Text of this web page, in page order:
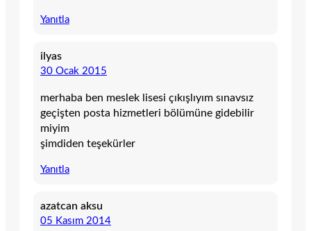
Yanıtla
ilyas
30 Ocak 2015
merhaba ben meslek lisesi çıkışlıyım sınavsız
geçişten posta hizmetleri bölümüne gidebilir
miyim
şimdiden teşekürler
Yanıtla
azatcan aksu
05 Kasım 2014